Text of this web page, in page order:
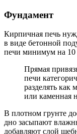
Фундамент
Кирпичная печь
в виде бетонной
печи минимум на 10
Прямая
печи
разделять как
или каменная
В плотном грунте
дно засыпают
добавляют слой